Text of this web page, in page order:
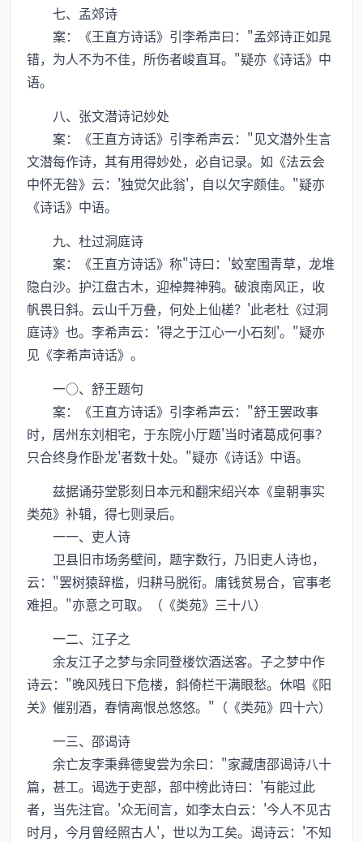
七、孟郊诗
案：《王直方诗话》引李希声曰："孟郊诗正如晁
错，为人不为不佳，所伤者峻直耳。"疑亦《诗话》中
语。
八、张文潜诗记妙处
案：《王直方诗话》引李希声云："见文潜外生言
文潜每作诗，其有用得妙处，必自记录。如《法云会
中怀无咎》云：'独觉欠此翁'，自以欠字颇佳。"疑亦
《诗话》中语。
九、杜过洞庭诗
案：《王直方诗话》称"诗曰：'蛟室围青草，龙堆
隐白沙。护江盘古木，迎棹舞神鸦。破浪南风正，收
帆畏日斜。云山千万叠，何处上仙槎？'此老杜《过洞
庭诗》也。李希声云：'得之于江心一小石刻'。"疑亦
见《李希声诗话》。
一○、舒王题句
案：《王直方诗话》引李希声云："舒王罢政事
时，居州东刘相宅，于东院小厅题'当时诸葛成何事？
只合终身作卧龙'者数十处。"疑亦《诗话》中语。
兹据诵芬堂影刻日本元和翻宋绍兴本《皇朝事实
类苑》补辑，得七则录后。
一一、吏人诗
卫县旧市场务壁间，题字数行，乃旧吏人诗也，
云："罢树猿辞槛，归耕马脱衔。庸钱贫易合，官事老
难担。"亦意之可取。（《类苑》三十八）
一二、江子之
余友江子之梦与余同登楼饮酒送客。子之梦中作
诗云："晚风残日下危楼，斜倚栏干满眼愁。休唱《阳
关》催别酒，春情离恨总悠悠。"（《类苑》四十六）
一三、邵谒诗
余亡友李秉彝德叟尝为余曰："家藏唐邵谒诗八十
篇，甚工。谒选于吏部，部中榜此诗曰：'有能过此
者，当先注官。'众无间言，如李太白云：'今人不见古
时月，今月曾经照古人'，世以为工矣。谒诗云：'不知